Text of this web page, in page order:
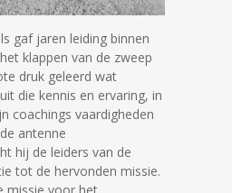
gaf jaren leiding binnen
klappen van de zweep
druk geleerd wat
die kennis en ervaring, in
coachings vaardigheden
antenne
hij de leiders van de
tot de hervonden missie.